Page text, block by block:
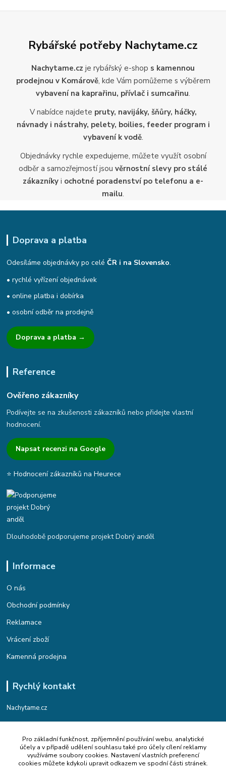
Rybářské potřeby Nachytame.cz
Nachytame.cz je rybářský e-shop s kamennou
prodejnou v Komárově, kde Vám pomůžeme s výběrem
vybavení na kaprařinu, přívlač i sumcařinu.
V nabídce najdete pruty, navijáky, šňůry, háčky,
návnady i nástrahy, pelety, boilies, feeder program i
vybavení k vodě.
Objednávky rychle expedujeme, můžete využít osobní
odběr a samozřejmostí jsou věrnostní slevy pro stálé
zákazníky i ochotné poradenství po telefonu a e-
mailu.
Doprava a platba
Odesíláme objednávky po celéČR i na Slovensko.
• rychlé vyřízení objednávek
• online platba i dobírka
• osobní odběr na prodejně
Doprava a platba →
Reference
Ověřeno zákazníky
Podívejte se na zkušenosti zákazníků nebo přidejte vlastní
hodnocení.
Napsat recenzi na Google
⭐ Hodnocení zákazníků na Heurece
Dlouhodobě podporujeme projekt Dobrý anděl
Informace
O nás
Obchodní podmínky
Reklamace
Vrácení zboží
Kamenná prodejna
Rychlý kontakt
Nachytame.cz
Telefon : +420 774 912 435
(Po-Pá, 9:00-17:00 hod.)
Email : info@nachytame.cz
Pro základní funkčnost, zpříjemnění používání webu, analytické
účely a v případě udělení souhlasu také pro účely cílení reklamy
využíváme soubory cookies. Nastavení vlastních preferencí
cookies můžete kdykoli upravit odkazem ve spodní části stránek.